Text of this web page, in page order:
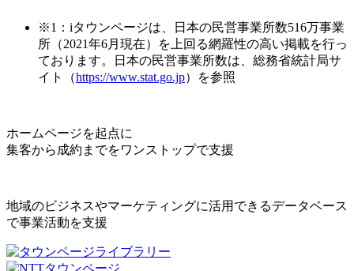
※1：iタウンページは、日本の民営事業所数516万事業
所（2021年6月現在）を上回る網羅性の高い掲載を行っ
ております。日本の民営事業所数は、総務省統計局サ
イト（https://www.stat.go.jp）を参照
ホームページを起点に
集客から成約までをワンストップで支援
地域のビジネスやマーケティングに活用できるデータベース
で事業活動を支援